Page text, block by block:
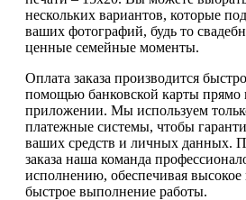
нескольких вариантов, которые
ваших фотографий, будь то
ценные семейные моменты.
Оплата заказа производится
помощью банковской карты прямо
приложении. Мы используем
платежные системы, чтобы
ваших средств и личных данных.
заказа наша команда
исполнению, обеспечивая высокое
быстрое выполнение работы.